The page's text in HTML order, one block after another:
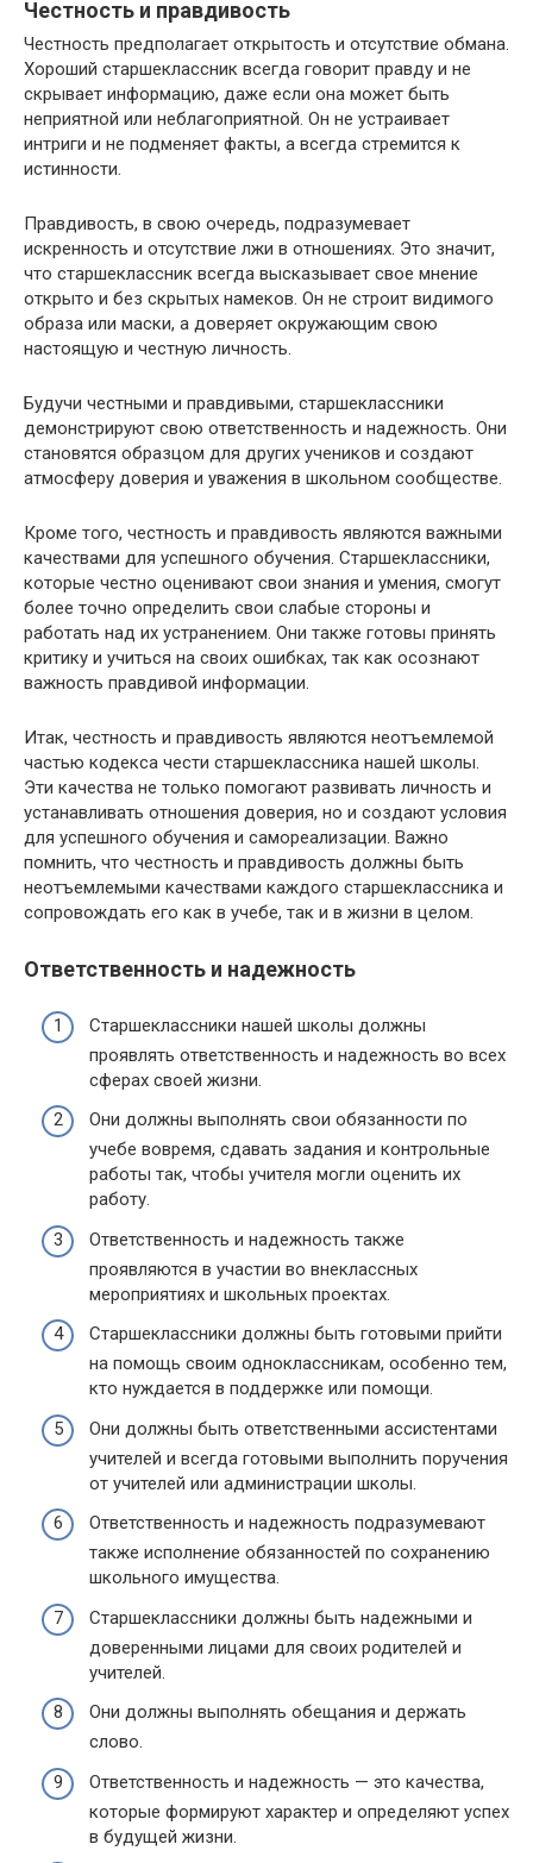
Честность и правдивость
Честность предполагает открытость и отсутствие обмана.
Хороший старшеклассник всегда говорит правду и не
скрывает информацию, даже если она может быть
неприятной или неблагоприятной. Он не устраивает
интриги и не подменяет факты, а всегда стремится к
истинности.
Правдивость, в свою очередь, подразумевает
искренность и отсутствие лжи в отношениях. Это значит,
что старшеклассник всегда высказывает свое мнение
открыто и без скрытых намеков. Он не строит видимого
образа или маски, а доверяет окружающим свою
настоящую и честную личность.
Будучи честными и правдивыми, старшеклассники
демонстрируют свою ответственность и надежность. Они
становятся образцом для других учеников и создают
атмосферу доверия и уважения в школьном сообществе.
Кроме того, честность и правдивость являются важными
качествами для успешного обучения. Старшеклассники,
которые честно оценивают свои знания и умения, смогут
более точно определить свои слабые стороны и
работать над их устранением. Они также готовы принять
критику и учиться на своих ошибках, так как осознают
важность правдивой информации.
Итак, честность и правдивость являются неотъемлемой
частью кодекса чести старшеклассника нашей школы.
Эти качества не только помогают развивать личность и
устанавливать отношения доверия, но и создают условия
для успешного обучения и самореализации. Важно
помнить, что честность и правдивость должны быть
неотъемлемыми качествами каждого старшеклассника и
сопровождать его как в учебе, так и в жизни в целом.
Ответственность и надежность
Старшеклассники нашей школы должны
проявлять ответственность и надежность во всех
сферах своей жизни.
Они должны выполнять свои обязанности по
учебе вовремя, сдавать задания и контрольные
работы так, чтобы учителя могли оценить их
работу.
Ответственность и надежность также
проявляются в участии во внеклассных
мероприятиях и школьных проектах.
Старшеклассники должны быть готовыми прийти
на помощь своим одноклассникам, особенно тем,
кто нуждается в поддержке или помощи.
Они должны быть ответственными ассистентами
учителей и всегда готовыми выполнить поручения
от учителей или администрации школы.
Ответственность и надежность подразумевают
также исполнение обязанностей по сохранению
школьного имущества.
Старшеклассники должны быть надежными и
доверенными лицами для своих родителей и
учителей.
Они должны выполнять обещания и держать
слово.
Ответственность и надежность — это качества,
которые формируют характер и определяют успех
в будущей жизни.